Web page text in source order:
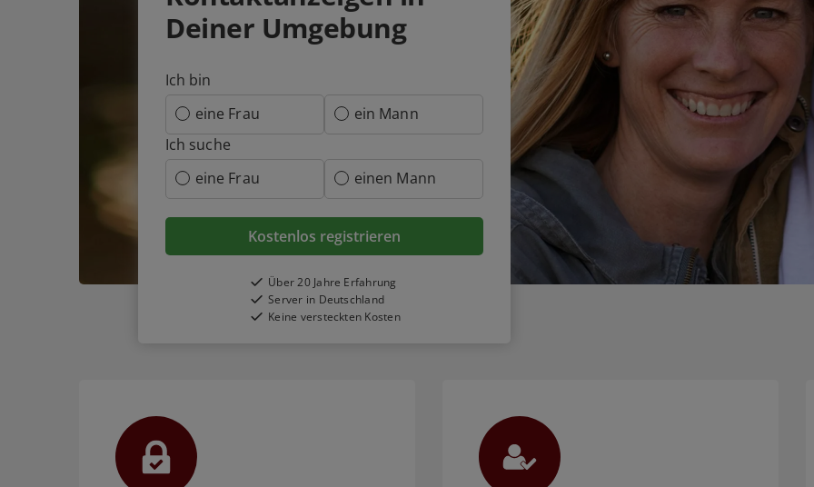
Deiner Umgebung
Ich bin
eine Frau
ein Mann
Ich suche
eine Frau
einen Mann
Kostenlos registrieren
Über 20 Jahre Erfahrung
Server in Deutschland
Keine versteckten Kosten